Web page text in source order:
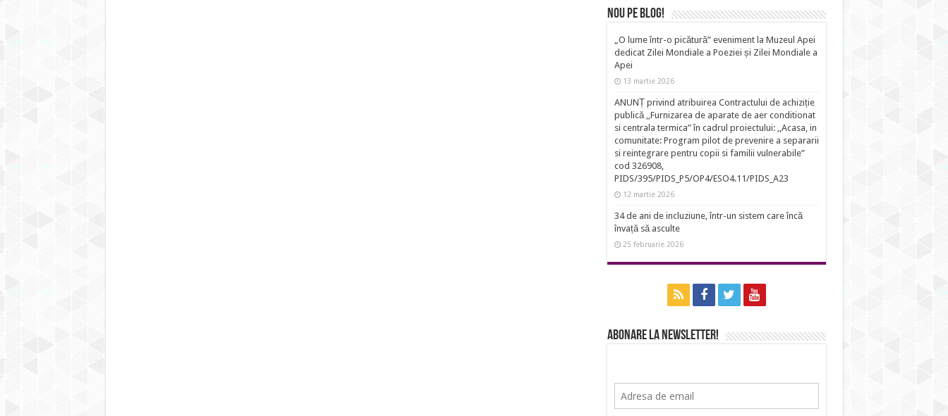
Nou pe Blog!
„O lume într-o picătură” eveniment la Muzeul Apei
dedicat Zilei Mondiale a Poeziei și Zilei Mondiale a
Apei
13 martie 2026
ANUNȚ privind atribuirea Contractului de achiziție
publică ,,Furnizarea de aparate de aer conditionat
si centrala termica” în cadrul proiectului: ,,Acasa, in
comunitate: Program pilot de prevenire a separarii
si reintegrare pentru copii si familii vulnerabile”
cod 326908,
PIDS/395/PIDS_P5/OP4/ESO4.11/PIDS_A23
12 martie 2026
34 de ani de incluziune, într-un sistem care încă
învață să asculte
25 februarie 2026
Abonare la newsletter!